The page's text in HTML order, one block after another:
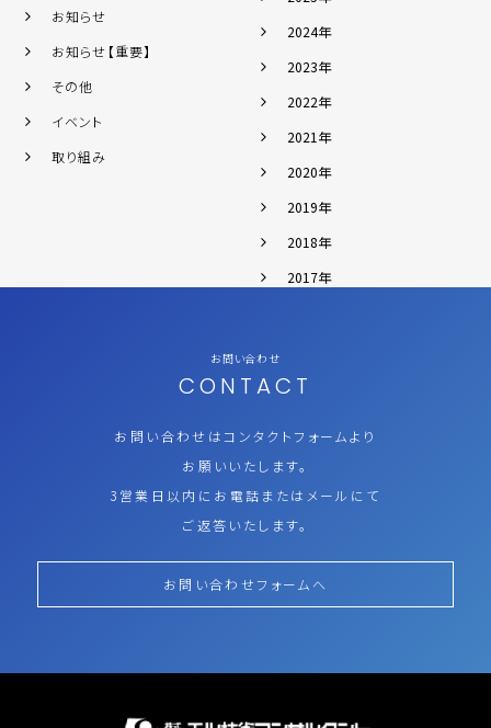
お知らせ
お知らせ【重要】
その他
イベント
取り組み
2024年
2023年
2022年
2021年
2020年
2019年
2018年
2017年
お問い合わせ
CONTACT
お問い合わせはコンタクトフォームより
お願いいたします。
3営業日以内にお電話またはメールにて
ご返答いたします。
お問い合わせフォームへ